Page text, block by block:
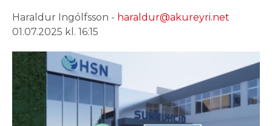
Haraldur Ingólfsson - haraldur@akureyri.net
01.07.2025 kl. 16:15